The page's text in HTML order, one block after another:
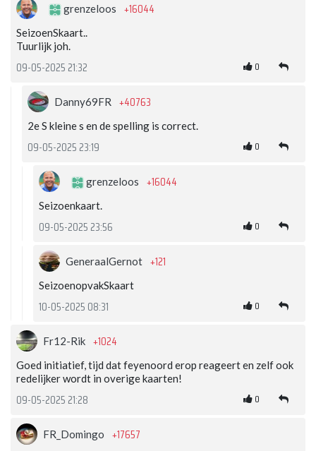
grenzeloos +16044
SeizoenSkaart..
Tuurlijk joh.
09-05-2025 21:32 0
Danny69FR +40763
2e S kleine s en de spelling is correct.
09-05-2025 23:19 0
grenzeloos +16044
Seizoenkaart.
09-05-2025 23:56 0
GeneraalGernot +121
SeizoenopvakSkaart
10-05-2025 08:31 0
Fr12-Rik +1024
Goed initiatief, tijd dat feyenoord erop reageert en zelf ook
redelijker wordt in overige kaarten!
09-05-2025 21:28 0
FR_Domingo +17657